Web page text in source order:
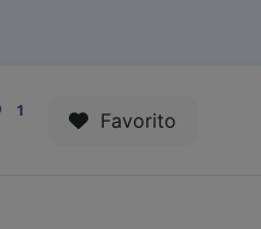
1 Favorito